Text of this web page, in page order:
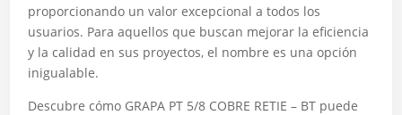
proporcionando un valor excepcional a todos los
usuarios. Para aquellos que buscan mejorar la eficiencia
y la calidad en sus proyectos, el nombre es una opción
inigualable.
Descubre cómo GRAPA PT 5/8 COBRE RETIE – BT puede